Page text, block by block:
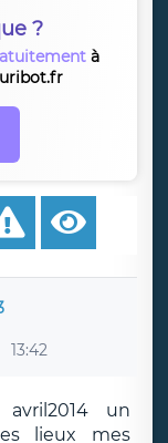
?
à
13:42
un
lieux mes